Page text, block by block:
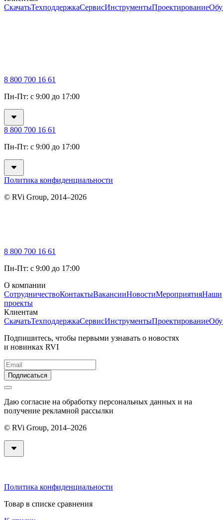
СкачатьТехподдержкаСервисИнструментыПроектирование
8 800 700 16 61
Пн-Пт: с 9:00 до 17:00
8 800 700 16 61
Пн-Пт: с 9:00 до 17:00
Политика конфиденциальности
© RVi Group, 2014–2026
8 800 700 16 61
Пн-Пт: с 9:00 до 17:00
О компании
СотрудничествоКонтактыВакансииНовостиМероприятияНаши
проекты
Клиентам
СкачатьТехподдержкаСервисИнструментыПроектирование
Подпишитесь, чтобы первыми узнавать о новостях
и новинках RVI
Подписаться
Даю согласие на обработку персональных данных и на
получение рекламной рассылки
© RVi Group, 2014–2026
Политика конфиденциальности
Товар в списке сравнения